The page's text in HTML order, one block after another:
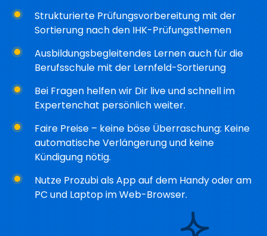
Strukturierte Prüfungsvorbereitung mit der
Sortierung nach den IHK-Prüfungsthemen
Ausbildungsbegleitendes Lernen auch für die
Berufsschule mit der Lernfeld-Sortierung
Bei Fragen helfen wir Dir live und schnell im
Expertenchat persönlich weiter.
Faire Preise – keine böse Überraschung: Keine
automatische Verlängerung und keine
Kündigung nötig.
Nutze Prozubi als App auf dem Handy oder am
PC und Laptop im Web-Browser.